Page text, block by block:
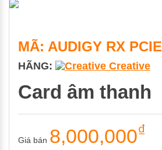
MÃ: AUDIGY RX PCIE
HÃNG: Creative
Card âm thanh
Giá bán 8,000,000₫